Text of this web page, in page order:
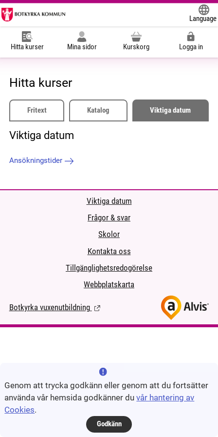
Language
Hitta kurser Mina sidor Kurskorg Logga in
Hitta kurser
Fritext Katalog Viktiga datum
Viktiga datum
Ansökningstider
Viktiga datum
Frågor & svar
Skolor
Kontakta oss
Tillgänglighetsredogörelse
Webbplatskarta
Botkyrka vuxenutbildning (Länk till extern sida.)
Genom att trycka godkänn eller genom att du fortsätter
använda vår hemsida godkänner duvår hantering av
Cookies.
Godkänn